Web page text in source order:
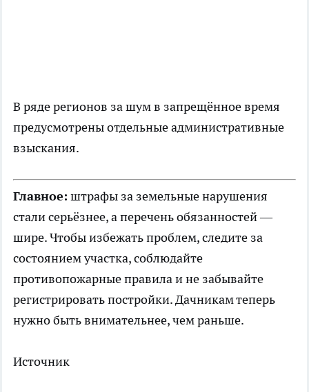
В ряде регионов за шум в запрещённое время
предусмотрены отдельные административные
взыскания.
Главное: штрафы за земельные нарушения
стали серьёзнее, а перечень обязанностей —
шире. Чтобы избежать проблем, следите за
состоянием участка, соблюдайте
противопожарные правила и не забывайте
регистрировать постройки. Дачникам теперь
нужно быть внимательнее, чем раньше.
Источник